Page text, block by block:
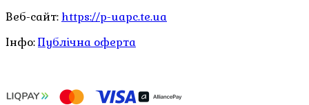
Веб-сайт: https://p-uapc.te.ua
Інфо:Публічна оферта